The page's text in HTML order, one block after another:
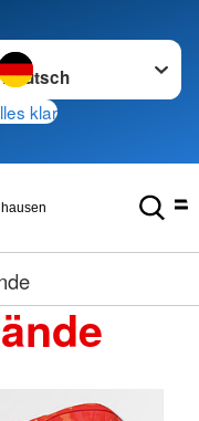
wechseln zu
klar